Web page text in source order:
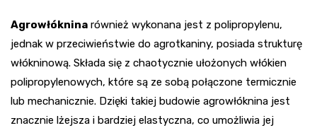
Agrowłóknina również wykonana jest z polipropylenu,
jednak w przeciwieństwie do agrotkaniny, posiada strukturę
włókninową. Składa się z chaotycznie ułożonych włókien
polipropylenowych, które są ze sobą połączone termicznie
lub mechanicznie. Dzięki takiej budowie agrowłóknina jest
znacznie lżejsza i bardziej elastyczna, co umożliwia jej